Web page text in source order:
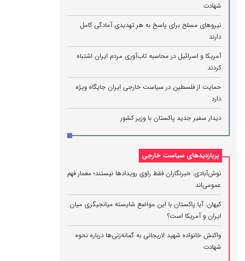
شهادت
نیروهای مسلح برای پاسخ به هر تهدیدی آمادگی کامل
دارند
آمریکا و اسرائیل در محاسبه تاب‌آوری مردم ایران اشتباه
کردند
حمایت از فلسطین در سیاست خارجی ایران جایگاه ویژه
دارد
دیدار سفیر جدید پاکستان با وزیر کشور
پربازدیدهای سیاست خارجی
نوش‌آبادی: خبرنگاران فقط راوی رویدادها نیستند؛ معمار فهم
عمومی‌اند
کیهان: آیا پاکستان با این مواضع شایسته میانجیگری میان
ایران و آمریکا است؟
واکنش خانواده شهید لاریجانی به گمانه‌زنی‌ها درباره نحوه
شهادت